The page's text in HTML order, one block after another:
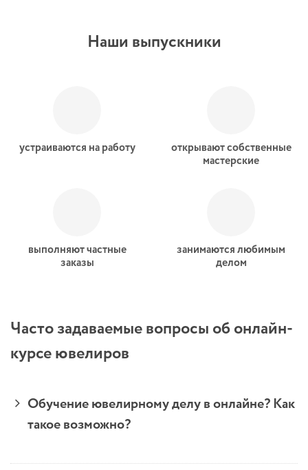
Наши выпускники
устраиваются на работу
открывают собственные
мастерские
выполняют частные
заказы
занимаются любимым
делом
Часто задаваемые вопросы об онлайн-
курсе ювелиров
Обучение ювелирному делу в онлайне? Как
такое возможно?